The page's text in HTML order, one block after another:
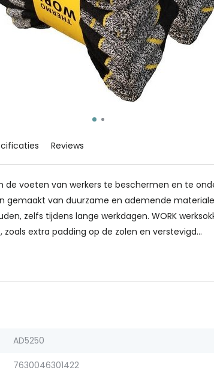
Reviews
de voeten van werkers te beschermen en te
gemaakt van duurzame en ademende
zelfs tijdens lange werkdagen. WORK
extra padding op de zolen en verstevigd...
AD5250
7630046301422